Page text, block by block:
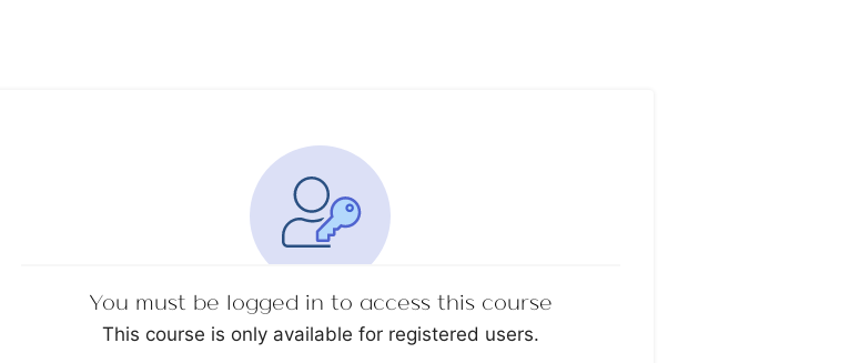
You must be logged in to access this course
This course is only available for registered users.